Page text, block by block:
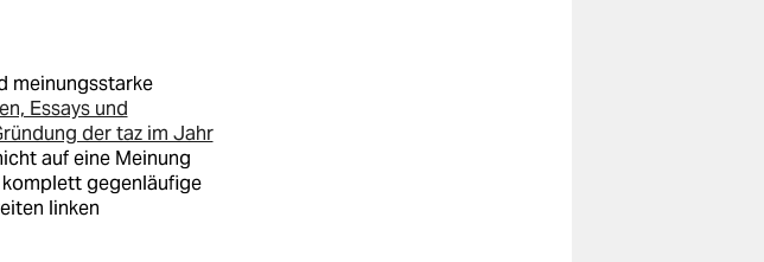
meinungsstarke
Essays und
der taz im Jahr
auf eine Meinung
gegenläufige
linken